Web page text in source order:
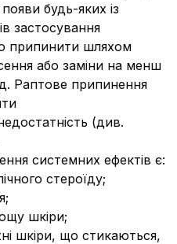
появи будь-яких із
застосування
припинити шляхом
або заміни на менш
Раптове припинення
(див.
системних ефектів є:
стероїду;
шкіри;
шкіри, що стикаються,